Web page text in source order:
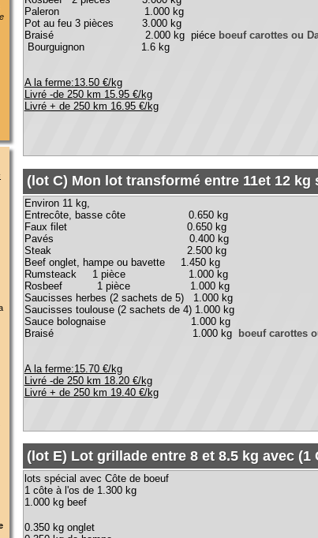
Environ 11 kg,
Entrecôte, basse côte 0.650 kg
Faux filet 0.650 kg
Pavés 0.400 kg
Rumsteack 1 pièce 1.000 kg
Rosbeef 1 pièce 1.000 kg
Saucisses herbes (2 sachets de 5) 1.000 kg
Saucisses toulouse (2 sachets de 4) 1.000 kg
Sauce bolognaise 1.000 kg
Braisé 1.000 kgboeuf carottes ou Daube,
A la ferme:15.70 €/kg
Livré -de 250 km 18.20 €/kg
Livré + de 250 km 19.40 €/kg
(lot E) Lot grillade entre 8 et 8.5 kg avec (1 Côte à
lots spécial avec Côte de boeuf
0.350 kg onglet
0.350 kg de hampe
0.400 kg de tournedos
1.000 kg de sauce bolognaise
1.000 kg de saucisses toulouse en 2 sachets de 4 pièces
1.000 kg de rumsteak
A la ferme:19.40 €/kg
Livré -de 250 km 23 €/kg